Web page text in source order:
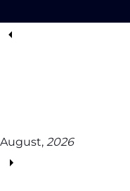
August, 2026